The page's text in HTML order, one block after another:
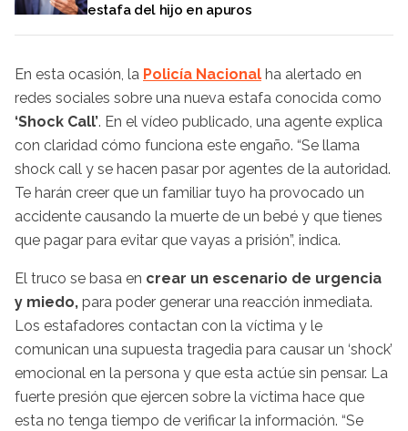
estafa del hijo en apuros
En esta ocasión, la Policía Nacional ha alertado en
redes sociales sobre una nueva estafa conocida como
‘Shock Call’. En el vídeo publicado, una agente explica
con claridad cómo funciona este engaño. “Se llama
shock call y se hacen pasar por agentes de la autoridad.
Te harán creer que un familiar tuyo ha provocado un
accidente causando la muerte de un bebé y que tienes
que pagar para evitar que vayas a prisión”, indica.
El truco se basa en crear un escenario de urgencia
y miedo, para poder generar una reacción inmediata.
Los estafadores contactan con la víctima y le
comunican una supuesta tragedia para causar un ‘shock’
emocional en la persona y que esta actúe sin pensar. La
fuerte presión que ejercen sobre la víctima hace que
esta no tenga tiempo de verificar la información. “Se